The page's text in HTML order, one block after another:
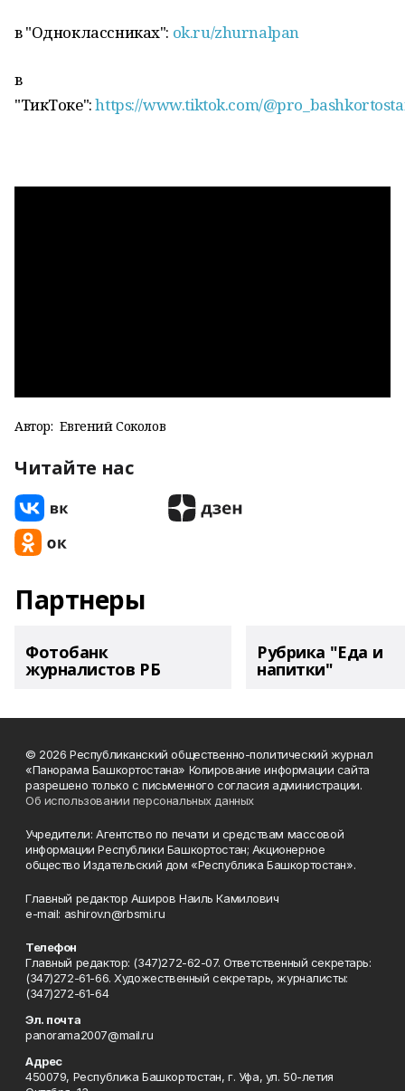
в "Одноклассниках": ok.ru/zhurnalpan
в
"ТикТоке":https://www.tiktok.com/
Автор: Евгений Соколов
Читайте нас
Партнеры
Фотобанк
журналистов РБ
Рубрика "Еда и
напитки"
© 2026 Республиканский общественно-политический журнал
«Панорама Башкортостана» Копирование информации сайта
разрешено только с письменного согласия администрации.
Об использовании персональных данных
Учредители: Агентство по печати и средствам массовой
информации Республики Башкортостан; Акционерное
общество Издательский дом «Республика Башкортостан».
Главный редактор Аширов Наиль Камилович
e-mail: ashirov.n@rbsmi.ru
Телефон
Главный редактор: (347)272-62-07. Ответственный секретарь:
(347)272-61-66. Художественный секретарь, журналисты:
(347)272-61-64
Эл. почта
panorama2007@mail.ru
Адрес
450079, Республика Башкортостан, г. Уфа, ул. 50-летия